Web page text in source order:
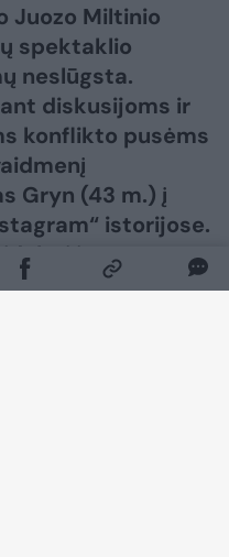
Juozo Miltinio
spektaklio
neslūgsta.
diskusijoms ir
konflikto pusėms
Gryn (43 m.) į
istorijose.
ir su
Lrytas.